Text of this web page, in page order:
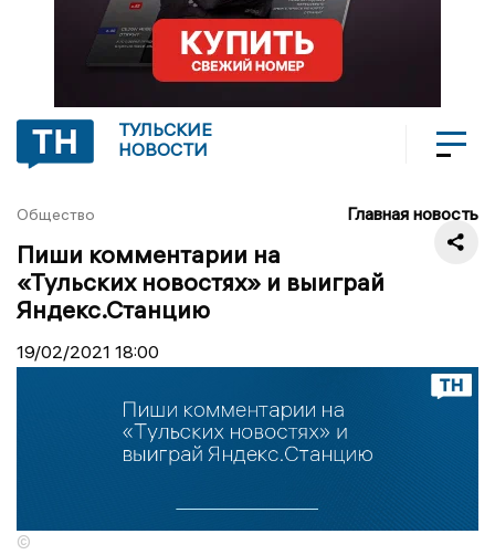
ТУЛЬСКИЕ
НОВОСТИ
Общество Главная новость
Пиши комментарии на
«Тульских новостях» и выиграй
Яндекс.Станцию
19/02/2021 18:00
©